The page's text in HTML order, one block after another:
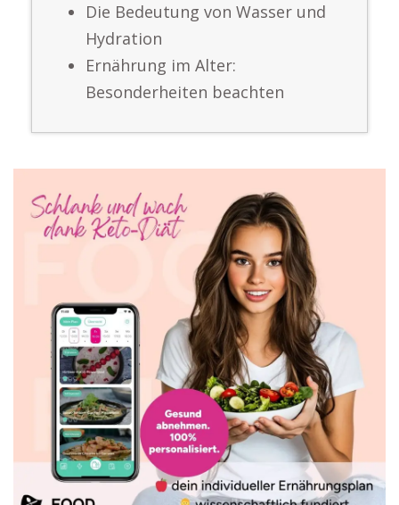
Die Bedeutung von Wasser und
Hydration
Ernährung im Alter:
Besonderheiten beachten